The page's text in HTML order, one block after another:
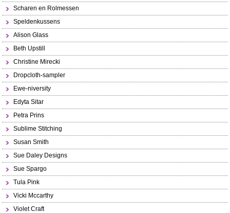
Scharen en Rolmessen
Speldenkussens
Alison Glass
Beth Upstill
Christine Mirecki
Dropcloth-sampler
Ewe-niversity
Edyta Sitar
Petra Prins
Sublime Stitching
Susan Smith
Sue Daley Designs
Sue Spargo
Tula Pink
Vicki Mccarthy
Violet Craft